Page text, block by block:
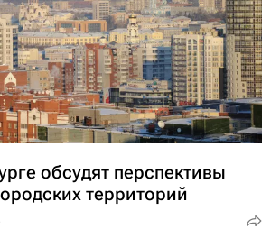
обсудят перспективы
территорий